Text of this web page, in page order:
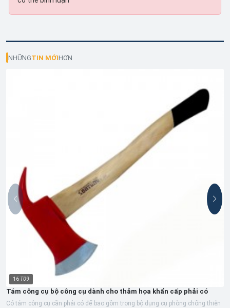
NHỮNGTIN MỚIHƠN
16 T09
Tám công cụ bộ công cụ dành cho thảm họa khẩn cấp phải có
Có tám công cụ cần phải có để bao gồm trong bộ dụng cụ phòng chống thiên